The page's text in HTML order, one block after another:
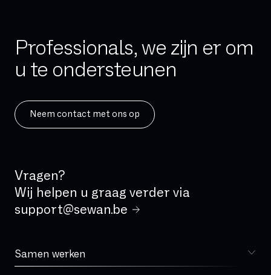
IPBX
IPv4
ISDN
IVR
LAN
MPLS
MVNO
Professionals, we zijn er om
u te ondersteunen
Neem contact met ons op
Vragen?
Wij helpen u graag verder via
support@sewan.be
Samen werken